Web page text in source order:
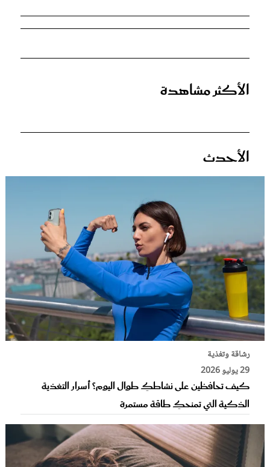
الأكثر مشاهدة
الأحدث
رشاقة وتغذية
29 يوليو 2026
كيف تحافظين على نشاطكِ طوال اليوم؟ أسرار التغذية
الذكية التي تمنحكِ طاقة مستمرة